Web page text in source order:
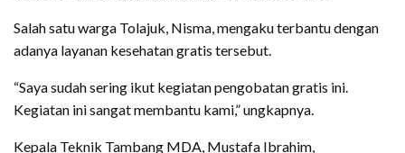
Salah satu warga Tolajuk, Nisma, mengaku terbantu dengan
adanya layanan kesehatan gratis tersebut.
“Saya sudah sering ikut kegiatan pengobatan gratis ini.
Kegiatan ini sangat membantu kami,” ungkapnya.
Kepala Teknik Tambang MDA, Mustafa Ibrahim,